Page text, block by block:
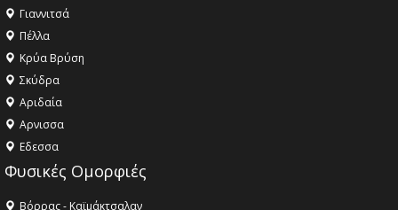
Γιαννιτσά
Πέλλα
Κρύα Βρύση
Σκύδρα
Αριδαία
Aρνισσα
Eδεσσα
Φυσικές Ομορφιές
Βόρρας - Καϊμάκτσαλαν